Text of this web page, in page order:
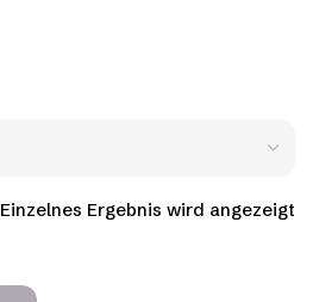
Einzelnes Ergebnis wird angezeigt